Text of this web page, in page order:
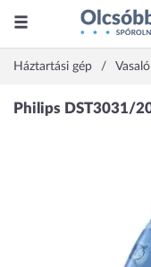
Háztartási gép Vasaló